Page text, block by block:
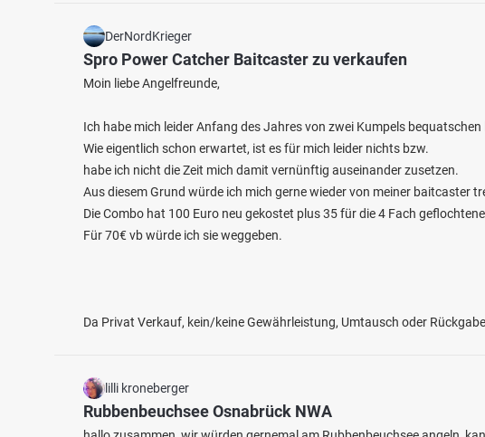
DerNordKrieger
Spro Power Catcher Baitcaster zu verkaufen
Moin liebe Angelfreunde,
Ich habe mich leider Anfang des Jahres von zwei Kumpels
Wie eigentlich schon erwartet, ist es für mich leider nichts bzw.
habe ich nicht die Zeit mich damit vernünftig auseinander zusetzen.
Aus diesem Grund würde ich mich gerne wieder von meiner baitcaster
Die Combo hat 100 Euro neu gekostet plus 35 für die 4 Fach
Für 70€ vb würde ich sie weggeben.
Da Privat Verkauf, kein/keine Gewährleistung, Umtausch oder
lilli kroneberger
Rubbenbeuchsee Osnabrück NWA